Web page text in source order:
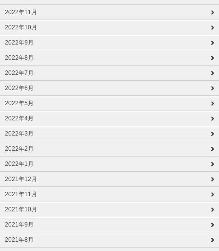
2022年11月
2022年10月
2022年9月
2022年8月
2022年7月
2022年6月
2022年5月
2022年4月
2022年3月
2022年2月
2022年1月
2021年12月
2021年11月
2021年10月
2021年9月
2021年8月